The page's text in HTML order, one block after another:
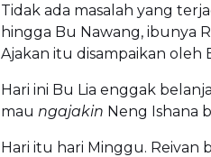
Tidak ada masalah yang
hingga Bu Nawang, ibunya
Ajakan itu disampaikan oleh
Hari ini Bu Lia enggak
mau ngajakin Neng Ishana
Hari itu hari Minggu. Reivan